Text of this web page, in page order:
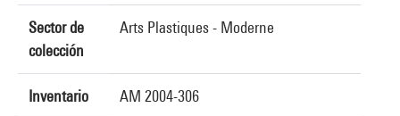
Sector de
colección
Arts Plastiques - Moderne
Inventario AM 2004-306